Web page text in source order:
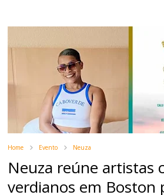
Home Evento Neuza
Neuza reúne artistas
verdianos em Boston